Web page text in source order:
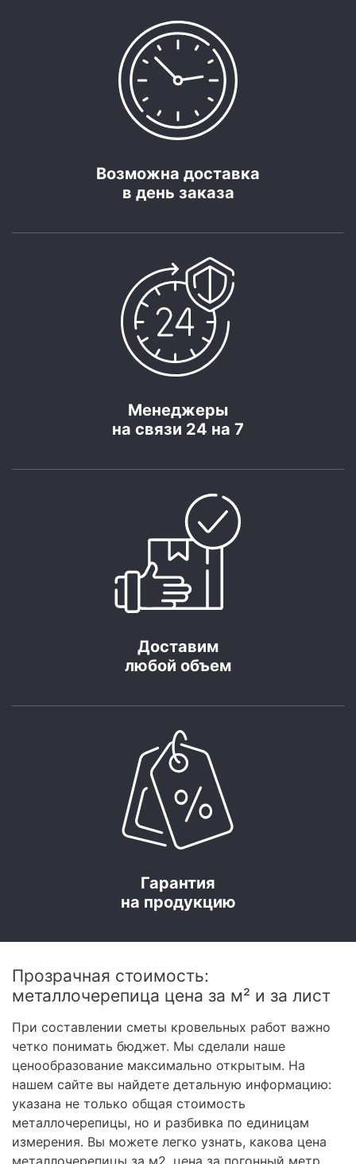
Возможна доставка
в день заказа
Менеджеры
на связи 24 на 7
Доставим
любой объем
Гарантия
на продукцию
Прозрачная стоимость:
металлочерепица цена за м² и за лист
При составлении сметы кровельных работ важно
четко понимать бюджет. Мы сделали наше
ценообразование максимально открытым. На
нашем сайте вы найдете детальную информацию:
указана не только общая стоимость
металлочерепицы, но и разбивка по единицам
измерения. Вы можете легко узнать, какова цена
металлочерепицы за м2, цена за погонный метр